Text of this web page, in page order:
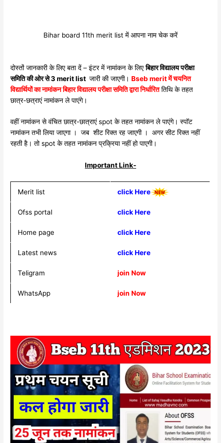
Bihar board 11th merit list में आपना नाम चेक करें
दोस्तों जानकारी के लिए बता दें – इंटर में नामांकन के लिएबिहार विद्यालय परीक्षा
समिति की ओर से 3 merit list जारी की जाएगी।Bseb merit में चयनित
विद्यार्थियों का नामांकन बिहार विद्यालय परीक्षा समिति द्वारा निर्धारिततिथि के तहत
छात्र-छत्राएं नामांकन ले पाएंगे।
वहीं नामांकन से वंचित छात्र-छात्राएं spot के तहत नामांकन ले पाएंगे। स्पॉट
नामांकन तभी लिया जाएगा । जब शीट रिक्त रह जाएगी । अगर सीट रिक्त नहीं
रहती है। तो spot के तहत नामांकन प्रक्रिया नहीं हो पाएगी।
Important Link-
Merit list click Here
Ofss portal click Here
Home page click Here
Latest news click Here
Teligram join Now
WhatsApp join Now